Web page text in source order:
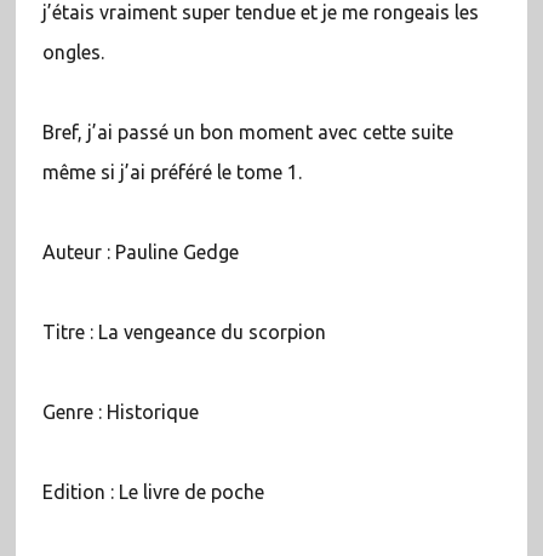
j’étais vraiment super tendue et je me rongeais les
ongles.
Bref, j’ai passé un bon moment avec cette suite
même si j’ai préféré le tome 1.
Auteur : Pauline Gedge
Titre : La vengeance du scorpion
Genre : Historique
Edition : Le livre de poche